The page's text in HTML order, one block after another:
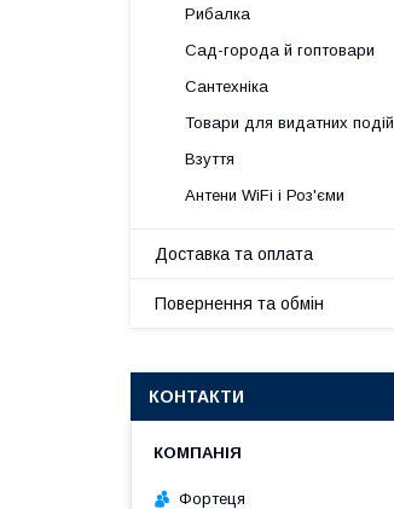
Рибалка
Сад-города й гоптовари
Сантехніка
Товари для видатних подій
Взуття
Антени WiFi і Роз'єми
Доставка та оплата
Повернення та обмін
КОНТАКТИ
Фортеця